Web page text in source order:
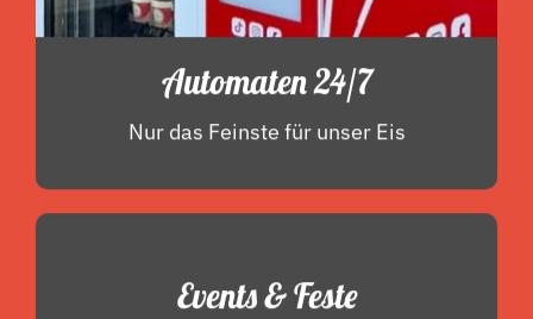
Automaten 24/7
Nur das Feinste für unser Eis
Events & Feste